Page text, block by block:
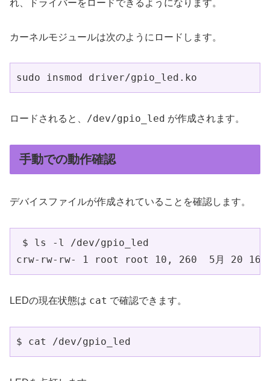
れ、ドライバーをロードできるようになります。
カーネルモジュールは次のようにロードします。
sudo insmod driver/gpio_led.ko
ロードされると、 /dev/gpio_led が作成されます。
手動での動作確認
デバイスファイルが作成されていることを確認します。
$ ls -l /dev/gpio_led
crw-rw-rw- 1 root root 10, 260  5月 20
LEDの現在状態は cat で確認できます。
$ cat /dev/gpio_led